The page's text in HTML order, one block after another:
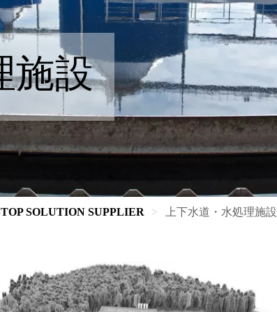
施設
SOLUTION SUPPLIER 上下水道・水処理施設